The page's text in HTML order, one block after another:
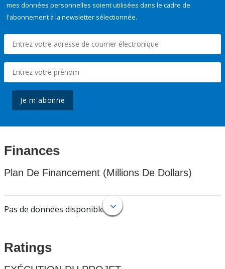
mes données personnelles soient utilisées dans le cadre de
l'abonnement à la newsletter sélectionnée.
Je m'abonne
Finances
Plan De Financement (Millions De Dollars)
Pas de données disponibles.
Ratings